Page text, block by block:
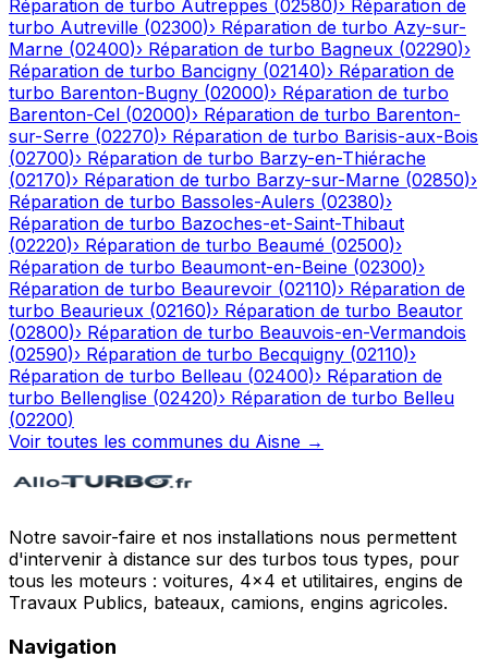
Réparation de turbo Autreppes (02580)› Réparation de
turbo Autreville (02300)› Réparation de turbo Azy-sur-
Marne (02400)› Réparation de turbo Bagneux (02290)›
Réparation de turbo Bancigny (02140)› Réparation de
turbo Barenton-Bugny (02000)› Réparation de turbo
Barenton-Cel (02000)› Réparation de turbo Barenton-
sur-Serre (02270)› Réparation de turbo Barisis-aux-Bois
(02700)› Réparation de turbo Barzy-en-Thiérache
(02170)› Réparation de turbo Barzy-sur-Marne (02850)›
Réparation de turbo Bassoles-Aulers (02380)›
Réparation de turbo Bazoches-et-Saint-Thibaut
(02220)› Réparation de turbo Beaumé (02500)›
Réparation de turbo Beaumont-en-Beine (02300)›
Réparation de turbo Beaurevoir (02110)› Réparation de
turbo Beaurieux (02160)› Réparation de turbo Beautor
(02800)› Réparation de turbo Beauvois-en-Vermandois
(02590)› Réparation de turbo Becquigny (02110)›
Réparation de turbo Belleau (02400)› Réparation de
turbo Bellenglise (02420)› Réparation de turbo Belleu
(02200)
Voir toutes les communes du Aisne →
Notre savoir-faire et nos installations nous permettent
d'intervenir à distance sur des turbos tous types, pour
tous les moteurs : voitures, 4x4 et utilitaires, engins de
Travaux Publics, bateaux, camions, engins agricoles.
Navigation